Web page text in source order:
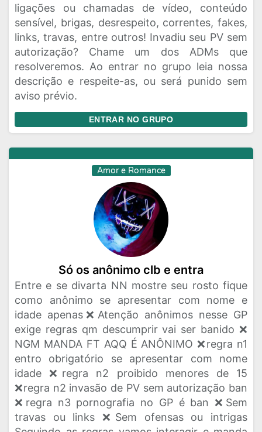
ligações ou chamadas de vídeo, conteúdo
sensível, brigas, desrespeito, correntes, fakes,
links, travas, entre outros! Invadiu seu PV sem
autorização? Chame um dos ADMs que
resolveremos. Ao entrar no grupo leia nossa
descrição e respeite-as, ou será punido sem
aviso prévio.
ENTRAR NO GRUPO
Amor e Romance
Só os anônimo clb e entra
Entre e se divarta NN mostre seu rosto fique
como anônimo se apresentar com nome e
idade apenas❌Atenção anônimos nesse GP
exige regras qm descumprir vai ser banido ❌
NGM MANDA FT AQQ É ANÔNIMO ❌regra n1
entro obrigatório se apresentar com nome
idade ❌regra n2 proibido menores de 15
❌regra n2 invasão de PV sem autorização ban
❌regra n3 pornografia no GP é ban ❌Sem
travas ou links ❌Sem ofensas ou intrigas